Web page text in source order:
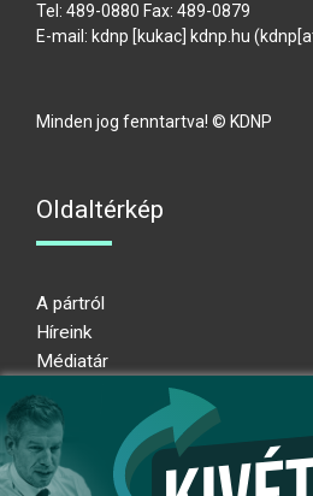
Tel: 489-0880 Fax: 489-0879
E-mail: kdnp [kukac] kdnp.hu
Minden jog fenntartva! © KDNP
Oldaltérkép
A pártról
Híreink
Médiatár
Adatkezelési nyilatkozat
Átláthatósági nyilatkozat
Ugrás az oldal tetejére